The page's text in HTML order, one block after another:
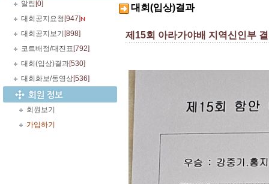
알림 [0]
대회공지요청 [947]
대회공지보기 [898]
코트배정/대진표 [792]
대회(입상)결과[530]
대회화보/동영상[536]
회원보기
가입하기
대회(입상)결과
제15회 아라가야배 지역신인부